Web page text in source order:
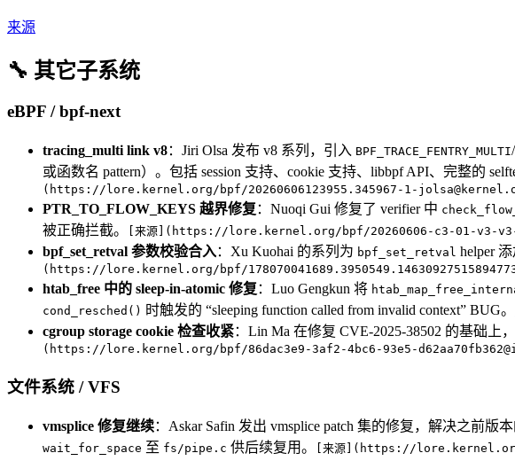
来源
🔧 其它子系统
eBPF / bpf-next
tracing_multi link v8：Jiri Olsa 发布 v8 系列，引入 BPF_TRACE_FENTRY_MULTI/
或函数名 pattern）。包括 session 支持、cookie 支持、libbpf API、完整的
(https://lore.kernel.org/bpf/20260606123955.345967-1-
PTR_TO_FLOW_KEYS 越界修复 ：Nuoqi Gui 修复了 verifier 中
被正确拦截。
[来源](https://lore.kernel.org/bpf/20260606-c3-01-v3-
bpf_set_retval 参数校验合入：Xu Kuohai 的系列为 bpf_set_retval helper
(https://lore.kernel.org/bpf/
htab_free 中的 sleep-in-atomic 修复 ：Luo Gengkun 将
cond_resched() 时触发的 “sleeping function called from invalid context” BUG。
cgroup storage cookie 检查收紧：Lin Ma 在修复 CVE-2025-38502 的基础上
(https://lore.kernel.org/bpf/86dac3e9-3af2-4bc6-93e5-
文件系统 / VFS
vmsplice 修复继续：Askar Safin 发出 vmsplice patch 集的修复，解决之前版
wait_for_space 至 fs/pipe.c 供后续复用。 [来源](https://lore.kernel.org/